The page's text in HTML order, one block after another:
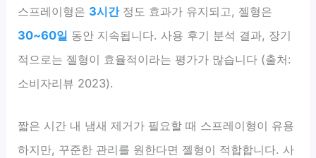
스프레이형은 3시간정도 효과가 유지되고, 젤형은
30~60일 동안 지속됩니다. 사용 후기 분석 결과, 장기
적으로는 젤형이 효율적이라는 평가가 많습니다 (출처:
소비자리뷰 2023).
짧은 시간 내 냄새 제거가 필요할 때 스프레이형이 유용
하지만, 꾸준한 관리를 원한다면 젤형이 적합합니다. 사